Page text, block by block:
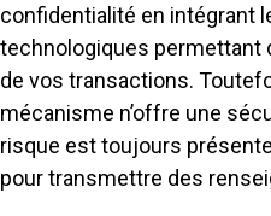
confidentialité en intégrant
technologiques permettant
de vos transactions.
mécanisme n’offre une
risque est toujours
pour transmettre des